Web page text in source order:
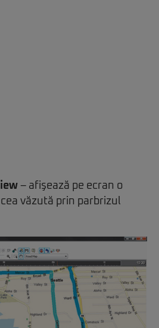
– afişează pe ecran o
văzută prin parbrizul